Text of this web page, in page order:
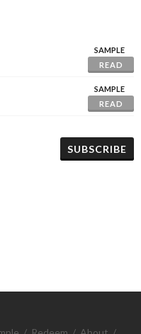
SAMPLE
READ
SAMPLE
READ
SUBSCRIBE